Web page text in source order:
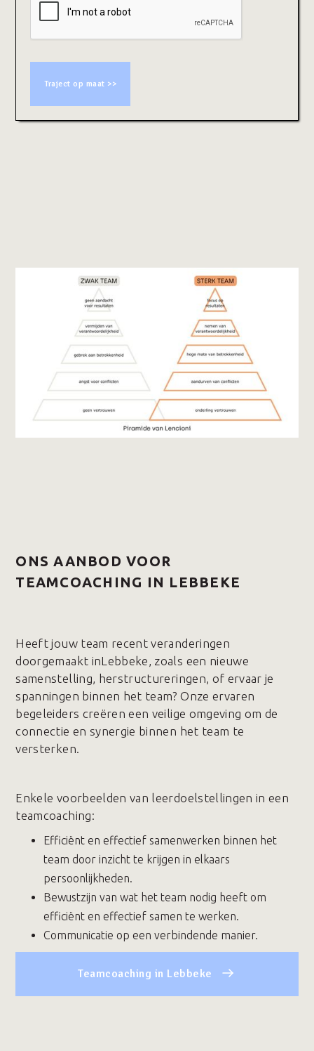
ONS AANBOD VOOR
TEAMCOACHING IN LEBBEKE
Heeft jouw team recent veranderingen
doorgemaakt inLebbeke, zoals een nieuwe
samenstelling, herstructureringen, of ervaar je
spanningen binnen het team? Onze ervaren
begeleiders creëren een veilige omgeving om de
connectie en synergie binnen het team te
versterken.
Enkele voorbeelden van leerdoelstellingen in een
teamcoaching:
Efficiënt en effectief samenwerken binnen het
team door inzicht te krijgen in elkaars
persoonlijkheden.
Bewustzijn van wat het team nodig heeft om
efficiënt en effectief samen te werken.
Communicatie op een verbindende manier.
Teamcoaching in Lebbeke